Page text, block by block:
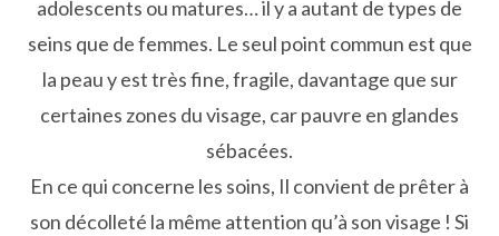
adolescents ou matures… il y a autant de types de
seins que de femmes. Le seul point commun est que
la peau y est très fine, fragile, davantage que sur
certaines zones du visage, car pauvre en glandes
sébacées.
En ce qui concerne les soins, Il convient de prêter à
son décolleté la même attention qu’à son visage ! Si